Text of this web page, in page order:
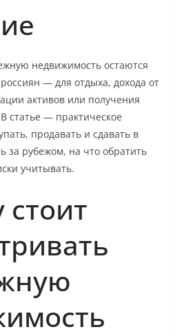
недвижимость остаются
— для отдыха, дохода от
активов или получения
статье — практическое
продавать и сдавать в
за рубежом, на что обратить
учитывать.